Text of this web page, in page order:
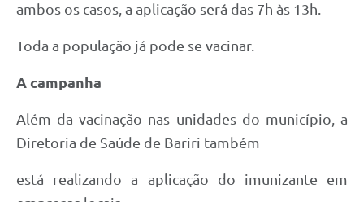
ambos os casos, a aplicação será das 7h às 13h.
Toda a população já pode se vacinar.
A campanha
Além da vacinação nas unidades do município, a
Diretoria de Saúde de Bariri também
está realizando a aplicação do imunizante em